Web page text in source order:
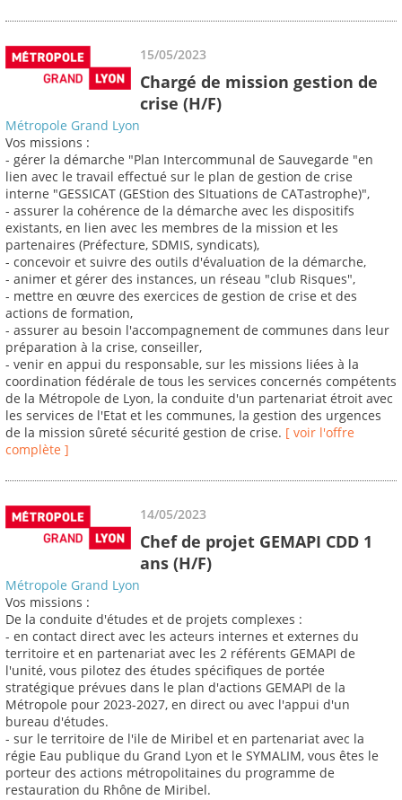
15/05/2023
Chargé de mission gestion de
crise (H/F)
Métropole Grand Lyon
Vos missions :
- gérer la démarche "Plan Intercommunal de Sauvegarde "en
lien avec le travail effectué sur le plan de gestion de crise
interne "GESSICAT (GEStion des SItuations de CATastrophe)",
- assurer la cohérence de la démarche avec les dispositifs
existants, en lien avec les membres de la mission et les
partenaires (Préfecture, SDMIS, syndicats),
- concevoir et suivre des outils d'évaluation de la démarche,
- animer et gérer des instances, un réseau "club Risques",
- mettre en œuvre des exercices de gestion de crise et des
actions de formation,
- assurer au besoin l'accompagnement de communes dans leur
préparation à la crise, conseiller,
- venir en appui du responsable, sur les missions liées à la
coordination fédérale de tous les services concernés compétents
de la Métropole de Lyon, la conduite d'un partenariat étroit avec
les services de l'Etat et les communes, la gestion des urgences
de la mission sûreté sécurité gestion de crise. [ voir l'offre
complète ]
14/05/2023
Chef de projet GEMAPI CDD 1
ans (H/F)
Métropole Grand Lyon
Vos missions :
De la conduite d'études et de projets complexes :
- en contact direct avec les acteurs internes et externes du
territoire et en partenariat avec les 2 référents GEMAPI de
l'unité, vous pilotez des études spécifiques de portée
stratégique prévues dans le plan d'actions GEMAPI de la
Métropole pour 2023-2027, en direct ou avec l'appui d'un
bureau d'études.
- sur le territoire de l'ile de Miribel et en partenariat avec la
régie Eau publique du Grand Lyon et le SYMALIM, vous êtes le
porteur des actions métropolitaines du programme de
restauration du Rhône de Miribel.